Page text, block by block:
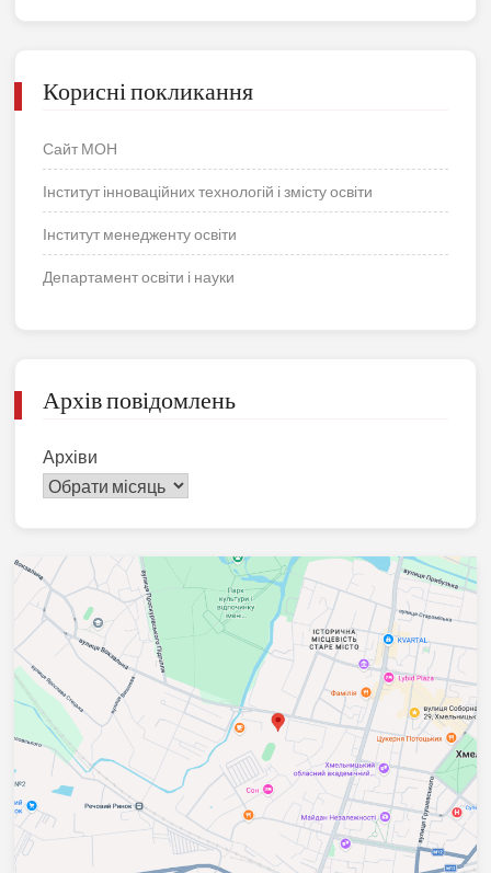
Корисні покликання
Сайт МОН
Інститут інноваційних технологій і змісту освіти
Інститут менедженту освіти
Департамент освіти і науки
Архів повідомлень
Архіви